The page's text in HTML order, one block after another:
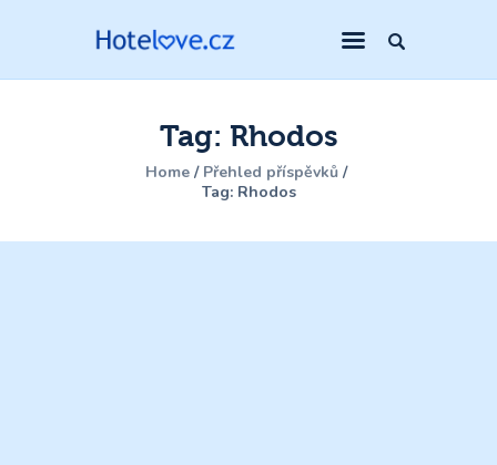
Tag: Rhodos
Home
Přehled příspěvků
Tag: Rhodos